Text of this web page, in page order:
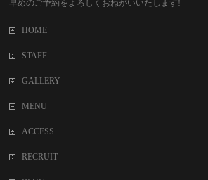
早めのご予約をよろしくおねがいいたします!
HOME
STAFF
GALLERY
MENU
ACCESS
RECRUIT